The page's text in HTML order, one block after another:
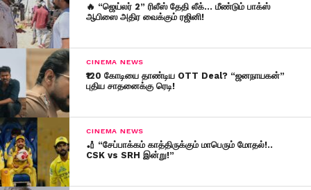
🔥 “ஜெய்லர் 2” ரிலீஸ் தேதி லீக்… மீண்டும் பாக்ஸ்
ஆபிஸை அதிர வைக்கும் ரஜினி!
CINEMA NEWS
₹120 கோடியை தாண்டிய OTT Deal? “ஜனநாயகன்”
புதிய சாதனைக்கு ரெடி!
CINEMA NEWS
🏏 “சேப்பாக்கம் காத்திருக்கும் மாபெரும் மோதல்!..
CSK vs SRH இன்று!”